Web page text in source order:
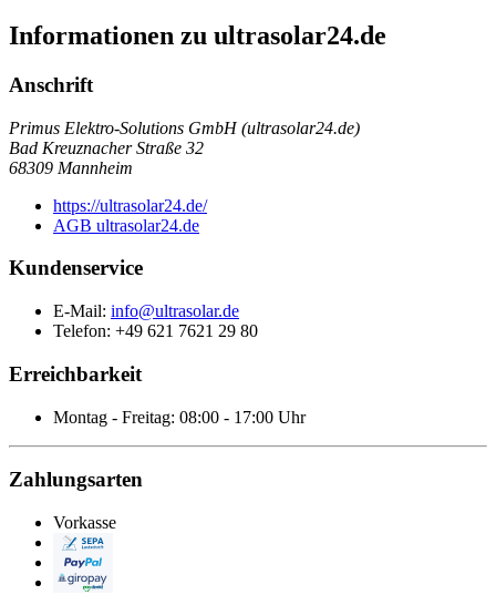
Informationen zu ultrasolar24.de
Anschrift
Primus Elektro-Solutions GmbH (ultrasolar24.de)
Bad Kreuznacher Straße 32
68309 Mannheim
https://ultrasolar24.de/
AGB ultrasolar24.de
Kundenservice
E-Mail: info@ultrasolar.de
Telefon: +49 621 7621 29 80
Erreichbarkeit
Montag - Freitag: 08:00 - 17:00 Uhr
Zahlungsarten
Vorkasse